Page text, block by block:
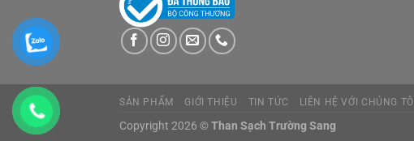
SẢN PHẨM GIỚI THIỆU TIN TỨC LIÊN HỆ VỚI CHÚNG TÔI
Copyright 2026 © Than Sạch Trường Sang